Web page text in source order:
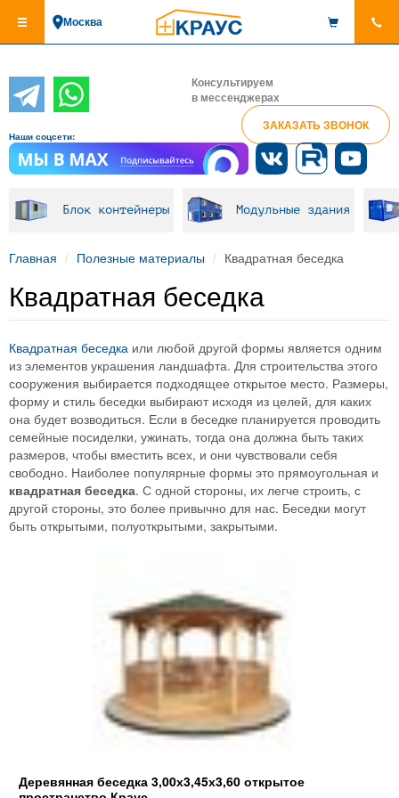
основному
Москва
Консультируем
в мессенджерах
ЗАКАЗАТЬ ЗВОНОК
Наши соцсети:
Блок контейнеры Модульные здания
Главная Полезные материалы Квадратная беседка
Квадратная беседка
Квадратная беседка или любой другой формы является одним
из элементов украшения ландшафта. Для строительства этого
сооружения выбирается подходящее открытое место. Размеры,
форму и стиль беседки выбирают исходя из целей, для каких
она будет возводиться. Если в беседке планируется проводить
семейные посиделки, ужинать, тогда она должна быть таких
размеров, чтобы вместить всех, и они чувствовали себя
свободно. Наиболее популярные формы это прямоугольная и
квадратная беседка. С одной стороны, их легче строить, с
другой стороны, это более привычно для нас. Беседки могут
быть открытыми, полуоткрытыми, закрытыми.
Деревянная беседка 3,00х3,45х3,60 открытое